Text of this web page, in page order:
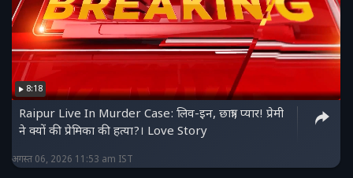
8:18
Raipur Live In Murder Case: लिव-इन, छात्रा, प्यार! प्रेमी
ने क्यों की प्रेमिका की हत्या?। Love Story
अगस्त 06, 2026 11:53 am IST